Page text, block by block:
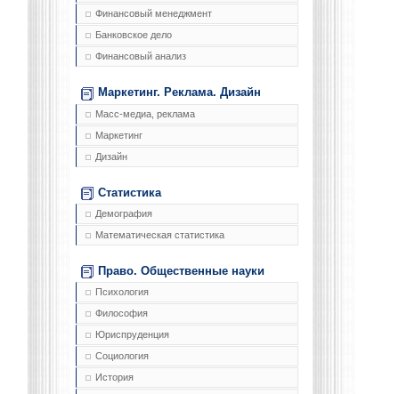
Финансовый менеджмент
Банковское дело
Финансовый анализ
Маркетинг. Реклама. Дизайн
Масс-медиа, реклама
Маркетинг
Дизайн
Статистика
Демография
Математическая статистика
Право. Общественные науки
Психология
Философия
Юриспруденция
Социология
История